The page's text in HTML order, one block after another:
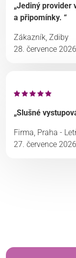
„Jediný provider
a připomínky. “
Zákazník, Zdiby
28. července 2026
„Slušné
Firma, Praha -
27. července 2026